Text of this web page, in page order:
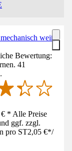
weiß
Bewertung:
41
* Alle Preise
ggf. zzgl.
pro ST2,05 €*/